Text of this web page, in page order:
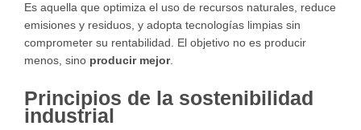
Es aquella que optimiza el uso de recursos naturales, reduce
emisiones y residuos, y adopta tecnologías limpias sin
comprometer su rentabilidad. El objetivo no es producir
menos, sino producir mejor.
Principios de la sostenibilidad
industrial